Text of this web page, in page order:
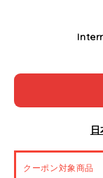
クーポン対象商品